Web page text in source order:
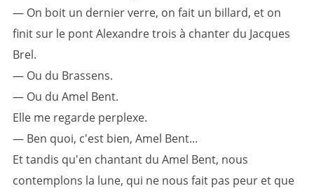
— On boit un dernier verre, on fait un billard, et on
finit sur le pont Alexandre trois à chanter du Jacques
Brel.
— Ou du Brassens.
— Ou du Amel Bent.
Elle me regarde perplexe.
— Ben quoi, c'est bien, Amel Bent...
Et tandis qu'en chantant du Amel Bent, nous
contemplons la lune, qui ne nous fait pas peur et que